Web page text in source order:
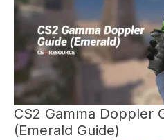
CS2 Gamma Doppler
(Emerald Guide)